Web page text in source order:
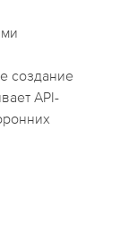
создание
API-